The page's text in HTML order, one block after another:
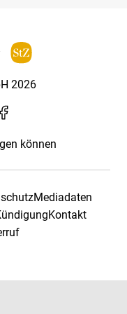
2026
können
Mediadaten
Kontakt